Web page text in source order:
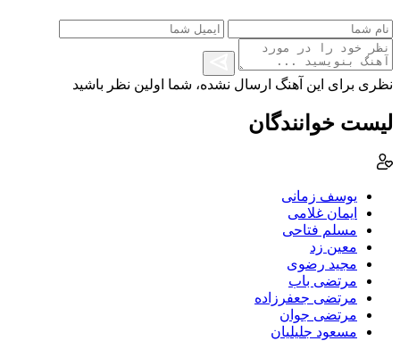
نظری برای این آهنگ ارسال نشده، شما اولین نظر باشید
لیست خوانندگان
یوسف زمانی
ایمان غلامی
مسلم فتاحی
معین زد
مجید رضوی
مرتضی باب
مرتضی جعفرزاده
مرتضی جوان
مسعود جلیلیان